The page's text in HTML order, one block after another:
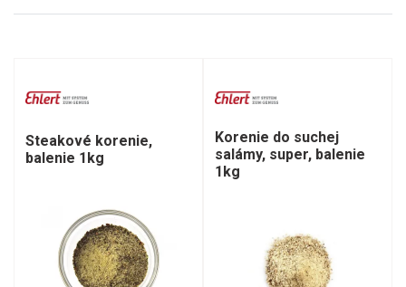
Steakové korenie,
balenie 1kg
Korenie do suchej
salámy, super, balenie
1kg